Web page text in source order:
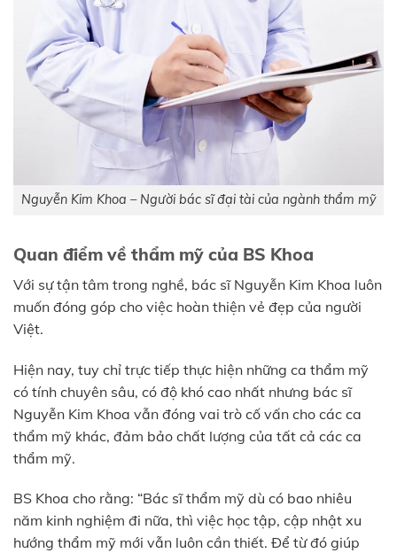
Nguyễn Kim Khoa – Người bác sĩ đại tài của ngành thẩm mỹ
Quan điểm về thẩm mỹ của BS Khoa
Với sự tận tâm trong nghề, bác sĩ Nguyễn Kim Khoa luôn
muốn đóng góp cho việc hoàn thiện vẻ đẹp của người
Việt.
Hiện nay, tuy chỉ trực tiếp thực hiện những ca thẩm mỹ
có tính chuyên sâu, có độ khó cao nhất nhưng bác sĩ
Nguyễn Kim Khoa vẫn đóng vai trò cố vấn cho các ca
thẩm mỹ khác, đảm bảo chất lượng của tất cả các ca
thẩm mỹ.
BS Khoa cho rằng: “Bác sĩ thẩm mỹ dù có bao nhiêu
năm kinh nghiệm đi nữa, thì việc học tập, cập nhật xu
hướng thẩm mỹ mới vẫn luôn cần thiết. Để từ đó giúp